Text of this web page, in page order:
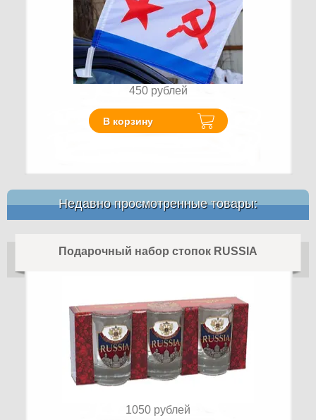
450 рублей
В корзину
Недавно просмотренные товары:
Подарочный набор стопок RUSSIA
1050 рублей